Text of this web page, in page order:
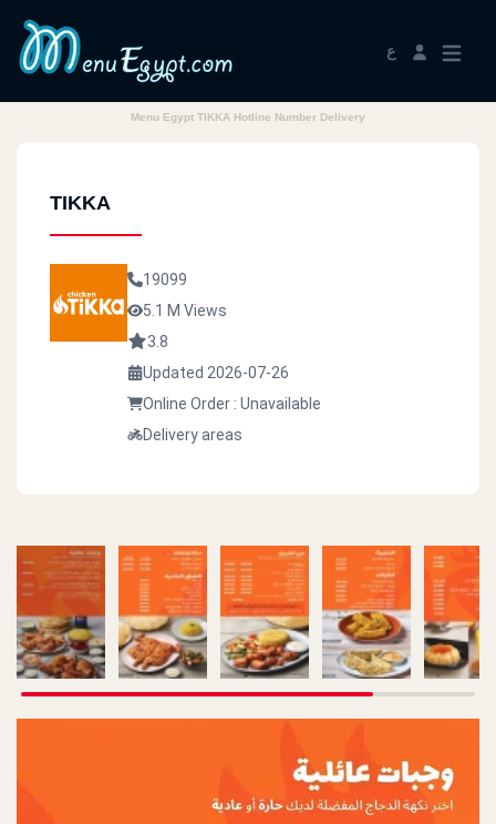
ع
Menu Egypt TIKKA Hotline Number Delivery
TIKKA
19099
5.1 M Views
3.8
Updated 2026-07-26
Online Order : Unavailable
Delivery areas